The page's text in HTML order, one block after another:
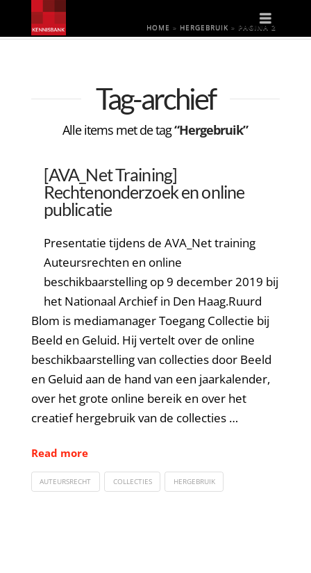
HOME » HERGEBRUIK » PAGINA 2
Tag-archief
Alle items met de tag“Hergebruik”
[AVA_Net Training]
Rechtenonderzoek en online
publicatie
Presentatie tijdens de AVA_Net training
Auteursrechten en online
beschikbaarstelling op 9 december 2019 bij
het Nationaal Archief in Den Haag.Ruurd
Blom is mediamanager Toegang Collectie bij
Beeld en Geluid. Hij vertelt over de online
beschikbaarstelling van collecties door Beeld
en Geluid aan de hand van een jaarkalender,
over het grote online bereik en over het
creatief hergebruik van de collecties …
Read more
AUTEURSRECHT COLLECTIES HERGEBRUIK